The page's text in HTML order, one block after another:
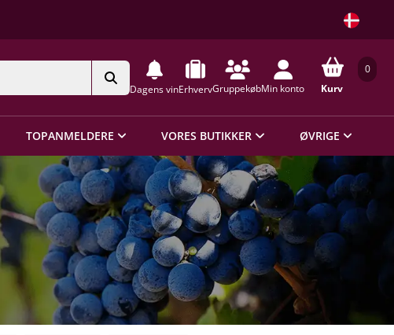
Dagens vinErhvervGruppekøbMin konto
0
Kurv
TOPANMELDERE VORES BUTIKKER ØVRIGE